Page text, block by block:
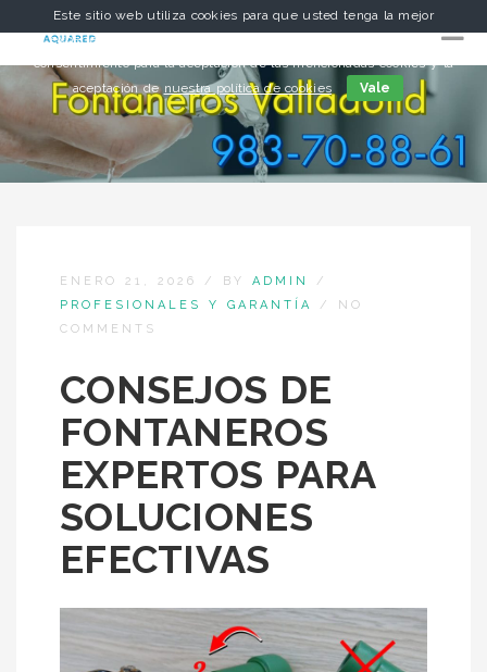
ENERO 21, 2026 / BY ADMIN
/
PROFESIONALES Y GARANTÍA
/ NO
COMMENTS
CONSEJOS DE
FONTANEROS
EXPERTOS PARA
SOLUCIONES
EFECTIVAS
Este sitio web utiliza cookies para que usted tenga la mejor
experiencia de usuario. Si continúa navegando está dando su
consentimiento para la aceptación de las mencionadas cookies y la
aceptación de nuestra política de cookies Vale